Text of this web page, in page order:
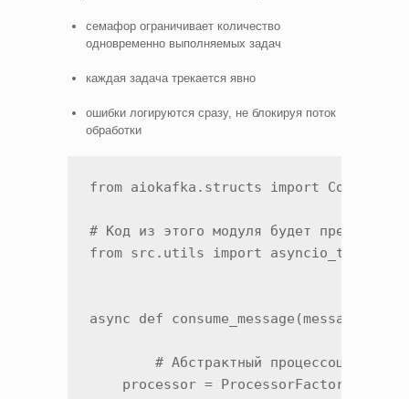
семафор ограничивает количество
одновременно выполняемых задач
каждая задача трекается явно
ошибки логируются сразу, не блокируя поток
обработки
from aiokafka.structs import
# Код из этого модуля будет
from src.utils import asyncio_tasks
async def consume_message(message:
processor =